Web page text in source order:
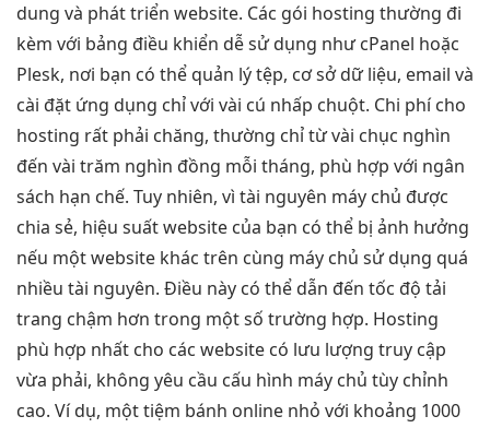
dung và phát triển website. Các gói hosting thường đi
kèm với bảng điều khiển dễ sử dụng như cPanel hoặc
Plesk, nơi bạn có thể quản lý tệp, cơ sở dữ liệu, email và
cài đặt ứng dụng chỉ với vài cú nhấp chuột. Chi phí cho
hosting rất phải chăng, thường chỉ từ vài chục nghìn
đến vài trăm nghìn đồng mỗi tháng, phù hợp với ngân
sách hạn chế. Tuy nhiên, vì tài nguyên máy chủ được
chia sẻ, hiệu suất website của bạn có thể bị ảnh hưởng
nếu một website khác trên cùng máy chủ sử dụng quá
nhiều tài nguyên. Điều này có thể dẫn đến tốc độ tải
trang chậm hơn trong một số trường hợp. Hosting
phù hợp nhất cho các website có lưu lượng truy cập
vừa phải, không yêu cầu cấu hình máy chủ tùy chỉnh
cao. Ví dụ, một tiệm bánh online nhỏ với khoảng 1000